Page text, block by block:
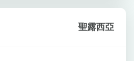
聖露西亞